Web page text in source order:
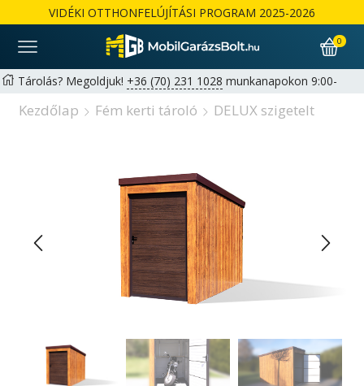
VIDÉKI OTTHONFELÚJÍTÁSI PROGRAM 2025-2026
0
Tárolás? Megoldjuk! +36 (70) 231 1028 munkanapokon 9:00-
17:00 |hello@mobilgarazsbolt.hu
Kezdőlap Fém kerti tároló DELUX szigetelt